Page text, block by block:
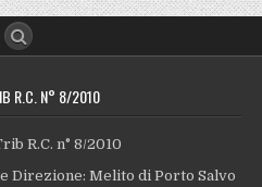
R.C. N° 8/2010
R.C. n° 8/2010
Direzione: Melito di Porto Salvo